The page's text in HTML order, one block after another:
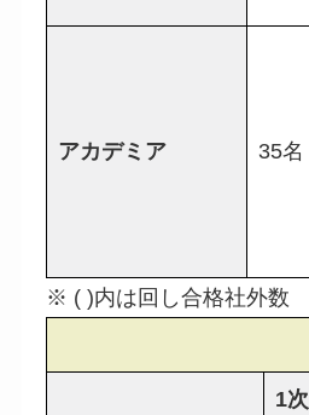
アカデミア 35名
※ ( )内は回し合格社外数
1次